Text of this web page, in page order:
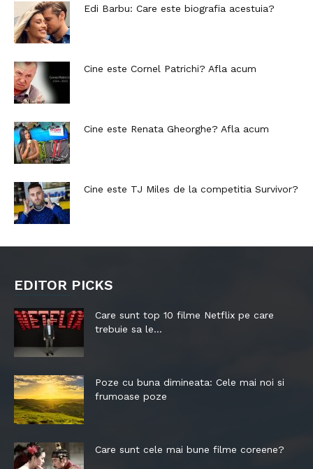
Edi Barbu: Care este biografia acestuia?
Cine este Cornel Patrichi? Afla acum
Cine este Renata Gheorghe? Afla acum
Cine este TJ Miles de la competitia Survivor?
EDITOR PICKS
Care sunt top 10 filme Netflix pe care
trebuie sa le...
Poze cu buna dimineata: Cele mai noi si
frumoase poze
Care sunt cele mai bune filme coreene?